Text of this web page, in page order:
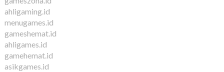
ahligaming.id
menugames.id
gameshemat.id
ahligames.id
gamehemat.id
asikgames.id